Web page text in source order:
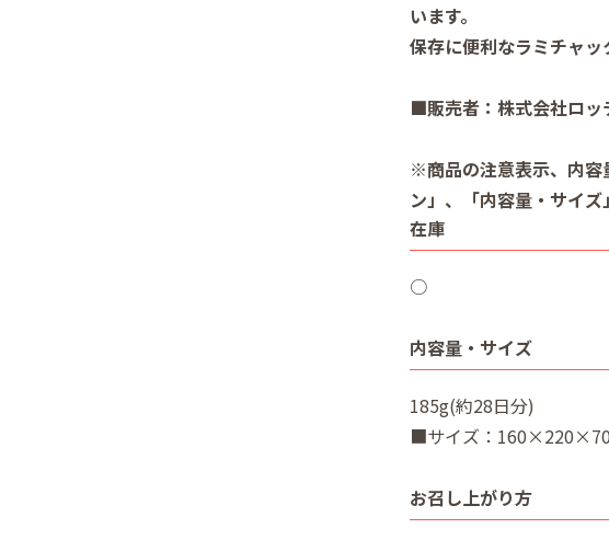
います。
保存に便利なラミチャッ
■販売者：株式会社ロッ
※商品の注意表示、内容
ン」、「内容量・サイ
在庫
○
内容量・サイズ
185g(約28日分)
■サイズ：
お召し上がり方